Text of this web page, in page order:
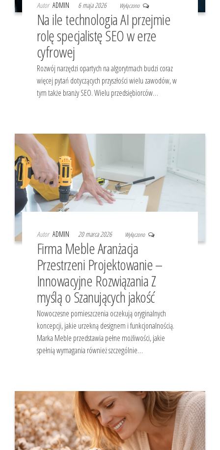
Autor ADMIN 6 maja 2026 Wyłączono
Na ile technologia AI przejmie
rolę specjalistę SEO w erze
cyfrowej
Rozwój narzędzi opartych na algorytmach budzi coraz
więcej pytań dotyczących przyszłości wielu zawodów, w
tym także branży SEO. Wielu przedsiębiorców…
Autor ADMIN 20 marca 2026 Wyłączono
Firma Meble Aranżacja
Przestrzeni Projektowanie –
Innowacyjne Rozwiązania Z
myślą o Szanujących jakość
Nowoczesne pomieszczenia oczekują oryginalnych
koncepcji, jakie urzekną designem i funkcjonalnością.
Marka Meble przedstawia pełne możliwości, jakie
spełnią wymagania również szczególnie…